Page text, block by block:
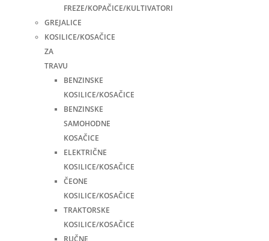
FREZE/KOPAČICE/KULTIVATORI
GREJALICE
KOSILICE/KOSAČICE
ZA
TRAVU
BENZINSKE
KOSILICE/KOSAČICE
BENZINSKE
SAMOHODNE
KOSAČICE
ELEKTRIČNE
KOSILICE/KOSAČICE
ČEONE
KOSILICE/KOSAČICE
TRAKTORSKE
KOSILICE/KOSAČICE
RUČNE